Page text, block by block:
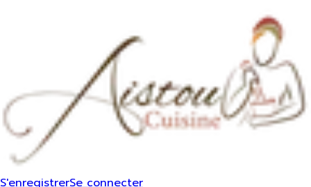
S'enregistrerSe connecter